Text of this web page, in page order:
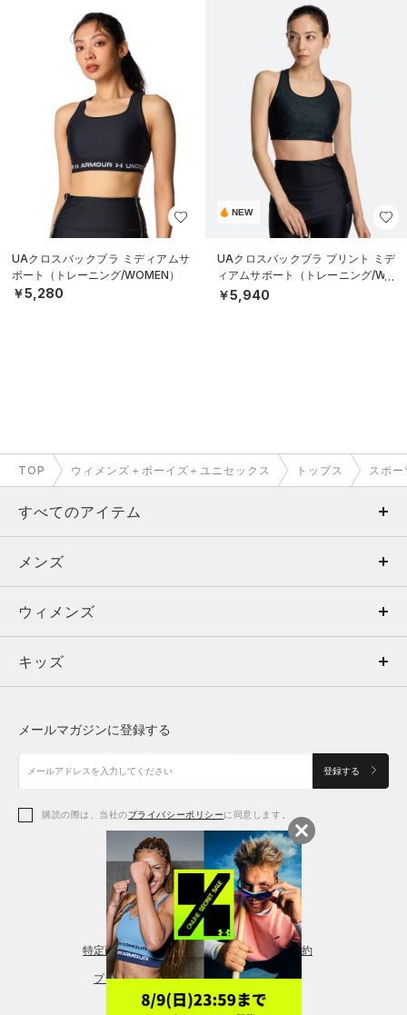
UAクロスバックブラ ミディアムサ
ポート（トレーニング/WOMEN）
￥5,280
NEW
UAクロスバックブラ プリント ミデ
ィアムサポート（トレーニング/WO
MEN）
￥5,940
TOP ウィメンズ＋ボーイズ＋ユニセックス トップス スポ
すべてのアイテム
メンズ
ウィメンズ
キッズ
アクセサリー
メンズ
トップス
ボトムス
アクセサリー
ウィメンズ
トップス
シューズ
アクセサリー
レギンス＆タイツ
キッズ
シューズ
メールマガジンに登録する
登録する
購読の際は、当社のプライバシーポリシーに同意します。
特定商取引法に基づく通販の表記 会員規約
プライバシーポリシー